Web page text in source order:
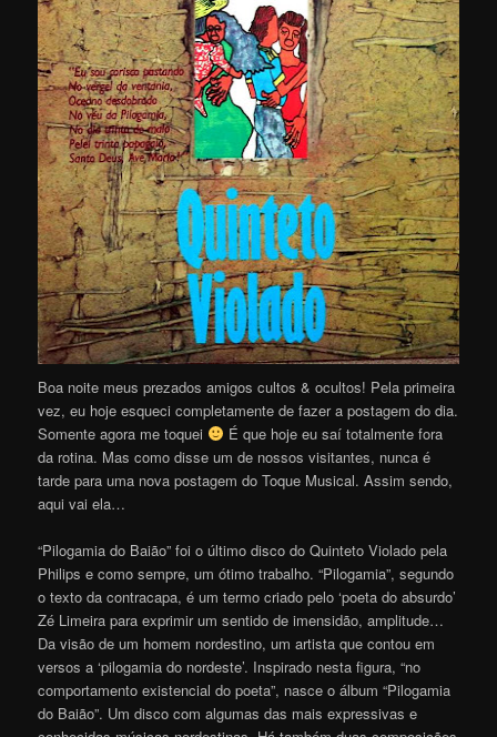
Boa noite meus prezados amigos cultos & ocultos! Pela primeira
vez, eu hoje esqueci completamente de fazer a postagem do dia.
Somente agora me toquei
É que hoje eu saí totalmente fora
da rotina. Mas como disse um de nossos visitantes, nunca é
tarde para uma nova postagem do Toque Musical. Assim sendo,
aqui vai ela…
“Pilogamia do Baião” foi o último disco do Quinteto Violado pela
Philips e como sempre, um ótimo trabalho. “Pilogamia”, segundo
o texto da contracapa, é um termo criado pelo ‘poeta do absurdo’
Zé Limeira para exprimir um sentido de imensidão, amplitude…
Da visão de um homem nordestino, um artista que contou em
versos a ‘pilogamia do nordeste’. Inspirado nesta figura, “no
comportamento existencial do poeta”, nasce o álbum “Pilogamia
do Baião”. Um disco com algumas das mais expressivas e